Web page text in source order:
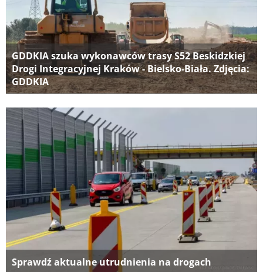
GDDKIA szuka wykonawców trasy S52 Beskidzkiej
Drogi Integracyjnej Kraków - Bielsko-Biała. Zdjęcia:
GDDKIA
Sprawdź aktualne utrudnienia na drogach